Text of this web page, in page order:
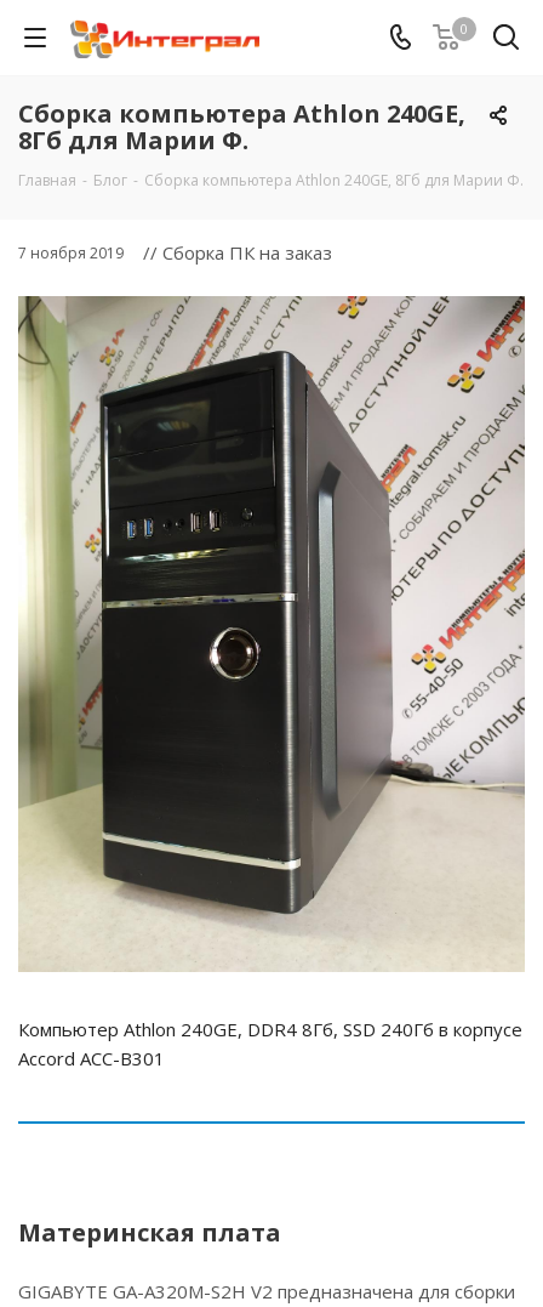
0
Сборка компьютера Athlon 240GE,
8Гб для Марии Ф.
Главная - Блог - Сборка компьютера Athlon 240GE, 8Гб для Марии Ф.
7 ноября 2019 // Сборка ПК на заказ
Компьютер Athlon 240GE, DDR4 8Гб, SSD 240Гб в корпусе
Accord ACC-B301
Материнская плата
GIGABYTE GA-A320M-S2H V2 предназначена для сборки